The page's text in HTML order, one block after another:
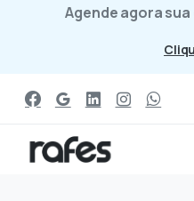
Agende agora